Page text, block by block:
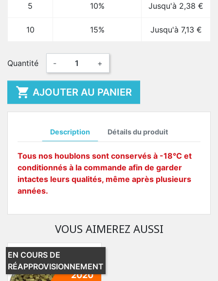
5 10% Jusqu'à 2,38 €
10 15% Jusqu'à 7,13 €
Quantité - +
 AJOUTER AU PANIER
Description Détails du produit
Tous nos houblons sont conservés à -18°C et
conditionnés à la commande afin de garder
intactes leurs qualités, même après plusieurs
années.
VOUS AIMEREZ AUSSI
2020
EN COURS DE
RÉAPPROVISIONNEMENT